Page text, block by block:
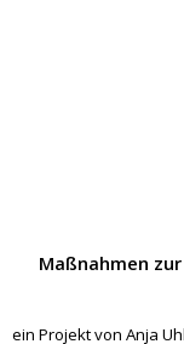
Maßnahmen
ein Projekt von Anja